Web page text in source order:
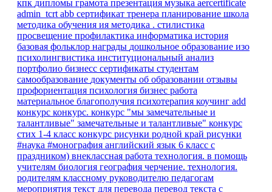
кпк дипломы грамота презентация музыка aercertificate
admin_tcrt abb сертификат тренера планирование школа
методика обучения ия методика . стилистика
просвещение профилактика информатика история
базовая фольклор награды дошкольное образование изо
психолингвистика институциональный анализ
портфолио бизнесс сертификаты студентам
самообразование документы об образовании отзывы
профориентация психология бизнес работа
материальное благополучия психотерапия коучинг add
конкурс конкурс. конкурс "мы замечательные и
талантливые" замечательные и талантливые" конкурс
стих 1-4 класс конкурс рисунки родной край рисунки
#наука #монография английский язык 6 класс с
праздником) внеклассная работа технология. в помощь
учителям биология география черчение. технология.
родителям классному руководителю педагогам
мероприятия текст для перевода перевод текста с